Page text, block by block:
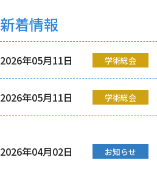
新着情報
2026年05月11日 学術総会
2026年05月11日 学術総会
2026年04月02日 お知らせ